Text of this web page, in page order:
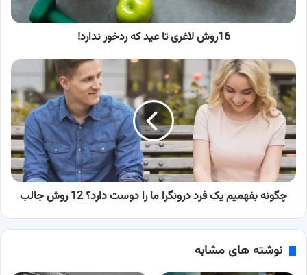
16روش لاغری تا عید که ردخور ندارد!
چگونه
بفهمیم
یک
فرد
درونگرا
ما
را
دوست
دارد؟
چگونه بفهمیم یک فرد درونگرا ما را دوست دارد؟ 12 روش جالب
نوشته های مشابه